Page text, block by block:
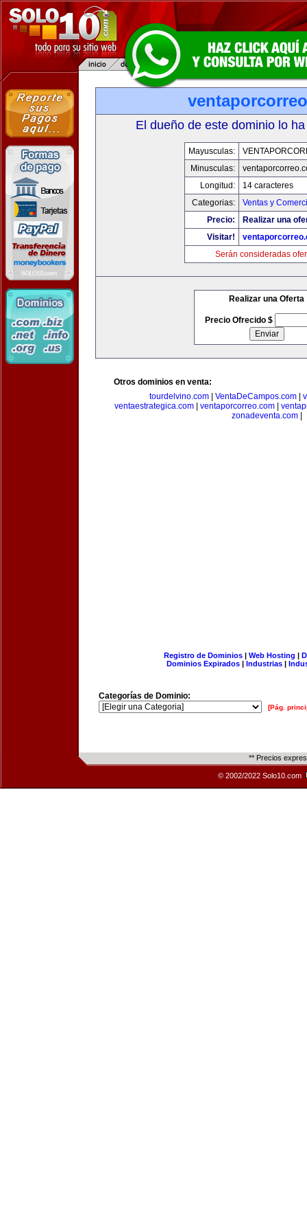
El dueño de este dominio lo
Mayusculas:
Minusculas:
Longitud:
14 caracteres
Categorias:
Ventas y
Precio:
Realizar una
Visitar!
Serán consideradas
Realizar una Oferta
Precio Ofrecido $
Otros dominios en venta:
tourdelvino.com| VentaDeCampos.com|
ventaestrategica.com| ventaporcorreo.com|
zonadeventa.com|
Registro de Dominios| Web Hosting |
Dominios Expirados | Industrias |
Categorías de Dominio:
[Pág.
** Precios
© 2002/2022 Solo10.com